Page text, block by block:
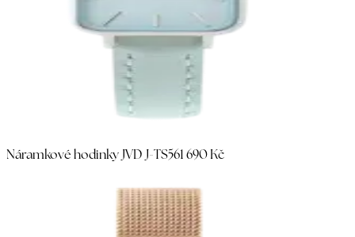
Náramkové hodinky JVD J-TS561 690 Kč